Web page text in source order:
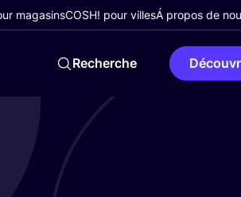
magasinsCOSH! pour villesÁ propos de
Recherche